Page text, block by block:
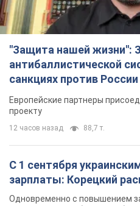
"Защита нашей жизни":
антибаллистической
санкциях против
Видео
Европейские партнеры
проекту
12 часов назад 88,7 т.
С 1 сентября
зарплаты: Корецкий
Одновременно с повышением